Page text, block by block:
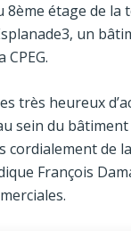
8ème étage de la
un
très heureux
sein du
cordialement de
François